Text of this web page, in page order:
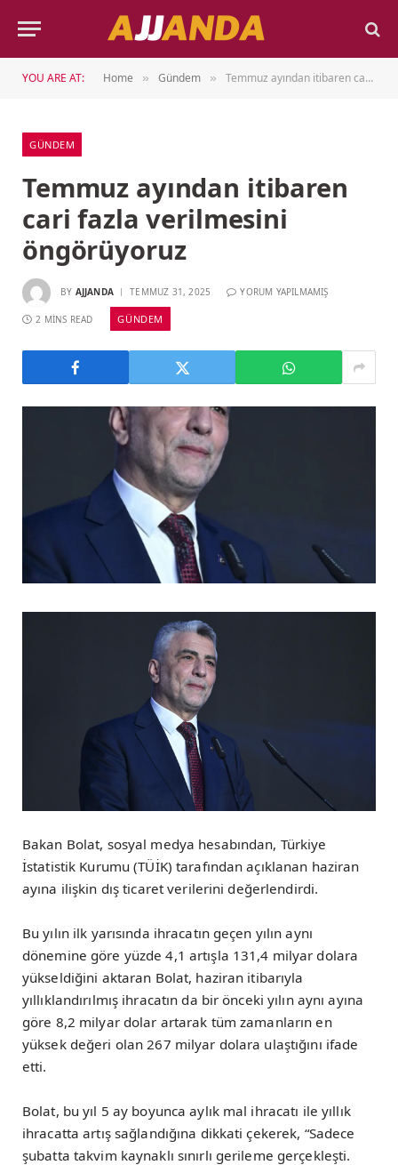
YOU ARE AT: Home » Gündem » Temmuz ayından itibaren cari fazla verilmesini öngörüyoruz
GÜNDEM
Temmuz ayından itibaren
cari fazla verilmesini
öngörüyoruz
BY AJJANDA TEMMUZ 31, 2025 YORUM YAPILMAMIŞ
2 MINS READ GÜNDEM
Bakan Bolat, sosyal medya hesabından, Türkiye
İstatistik Kurumu (TÜİK) tarafından açıklanan haziran
ayına ilişkin dış ticaret verilerini değerlendirdi.
Bu yılın ilk yarısında ihracatın geçen yılın aynı
dönemine göre yüzde 4,1 artışla 131,4 milyar dolara
yükseldiğini aktaran Bolat, haziran itibarıyla
yıllıklandırılmış ihracatın da bir önceki yılın aynı ayına
göre 8,2 milyar dolar artarak tüm zamanların en
yüksek değeri olan 267 milyar dolara ulaştığını ifade
etti.
Bolat, bu yıl 5 ay boyunca aylık mal ihracatı ile yıllık
ihracatta artış sağlandığına dikkati çekerek, “Sadece
şubatta takvim kaynaklı sınırlı gerileme gerçekleşti.